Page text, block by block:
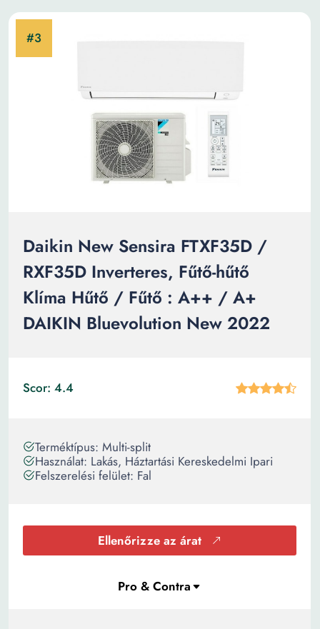
Daikin New Sensira FTXF35D /
RXF35D Inverteres, Fűtő-hűtő
Klíma Hűtő / Fűtő : A++ / A+
DAIKIN Bluevolution New 2022
Scor: 4.4
Terméktípus: Multi-split
Használat: Lakás, Háztartási Kereskedelmi Ipari
Felszerelési felület: Fal
Ellenőrizze az árat